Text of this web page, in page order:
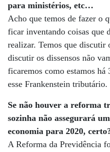
para ministérios, etc…
Acho que temos de fazer o
ficar inventando coisas que
realizar. Temos que discutir
discutir os dissensos não
ficaremos como estamos
esse Frankenstein tributário.
Se não houver a reforma
sozinha não assegurará
economia para 2020,
A Reforma da Previdência